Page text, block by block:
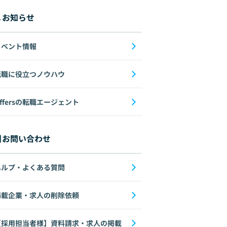
お知らせ
ント情報
に役立つノウハウ
の転職エージェント
お問い合わせ
プ・よくある質問
企業・求人の削除依頼
用担当者様】資料請求・求人の掲載